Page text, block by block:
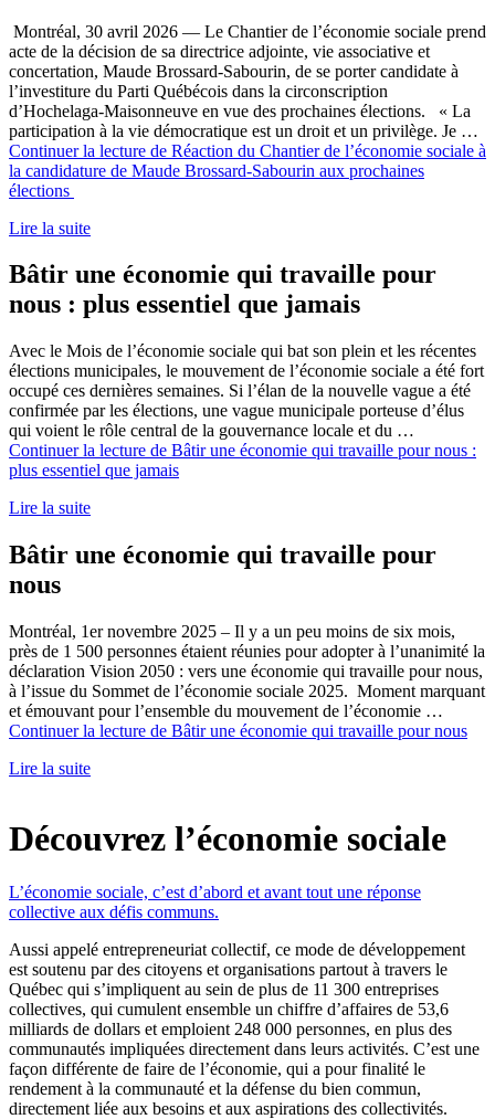
Montréal, 30 avril 2026 — Le Chantier de l’économie sociale prend
acte de la décision de sa directrice adjointe, vie associative et
concertation, Maude Brossard-Sabourin, de se porter candidate à
l’investiture du Parti Québécois dans la circonscription
d’Hochelaga-Maisonneuve en vue des prochaines élections. « La
participation à la vie démocratique est un droit et un privilège. Je …
Continuer la lecture de Réaction du Chantier de l’économie sociale à
la candidature de Maude Brossard-Sabourin aux prochaines
élections
Lire la suite
Bâtir une économie qui travaille pour
nous : plus essentiel que jamais
Avec le Mois de l’économie sociale qui bat son plein et les récentes
élections municipales, le mouvement de l’économie sociale a été fort
occupé ces dernières semaines. Si l’élan de la nouvelle vague a été
confirmée par les élections, une vague municipale porteuse d’élus
qui voient le rôle central de la gouvernance locale et du …
Continuer la lecture de Bâtir une économie qui travaille pour nous :
plus essentiel que jamais
Lire la suite
Bâtir une économie qui travaille pour
nous
Montréal, 1er novembre 2025 – Il y a un peu moins de six mois,
près de 1 500 personnes étaient réunies pour adopter à l’unanimité la
déclaration Vision 2050 : vers une économie qui travaille pour nous,
à l’issue du Sommet de l’économie sociale 2025. Moment marquant
et émouvant pour l’ensemble du mouvement de l’économie …
Continuer la lecture de Bâtir une économie qui travaille pour nous
Lire la suite
Découvrez l’économie sociale
L’économie sociale, c’est d’abord et avant tout une réponse
collective aux défis communs.
Aussi appelé entrepreneuriat collectif, ce mode de développement
est soutenu par des citoyens et organisations partout à travers le
Québec qui s’impliquent au sein de plus de 11 300 entreprises
collectives, qui cumulent ensemble un chiffre d’affaires de 53,6
milliards de dollars et emploient 248 000 personnes, en plus des
communautés impliquées directement dans leurs activités. C’est une
façon différente de faire de l’économie, qui a pour finalité le
rendement à la communauté et la défense du bien commun,
directement liée aux besoins et aux aspirations des collectivités.